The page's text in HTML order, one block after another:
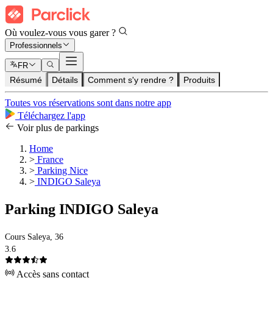
Où voulez-vous vous garer ?
Professionnels
FR
Résumé Détails Comment s'y rendre ? Produits
Toutes vos réservations sont dans notre app
Téléchargez l'app
Voir plus de parkings
Home
> France
> Parking Nice
> INDIGO Saleya
Parking INDIGO Saleya
Cours Saleya, 36
3.6
Accès sans contact